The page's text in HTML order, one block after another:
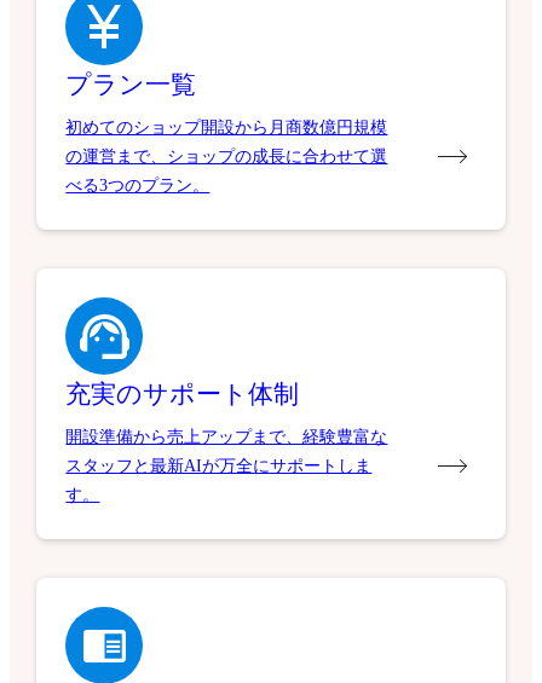
プラン一覧
初めてのショップ開設から月商数億円規模
の運営まで、ショップの成長に合わせて選
べる3つのプラン。
充実のサポート体制
開設準備から売上アップまで、経験豊富な
スタッフと最新AIが万全にサポートしま
す。